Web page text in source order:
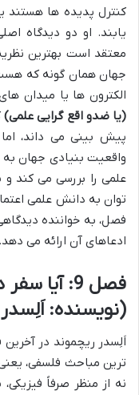
کنترل پدیده ها
یابند. او دو دیدگاه
معتقد است بهترین
جهان همان گونه که
الکترون ها یا میدان
(یا ضدو اقع گرایی علمی)
پیش بینی می داند،
واقعیت بنیادی جهان
علمی را بررسی می کند
توان به دانش علمی
فصل، به خواننده
ادعاهای آن ارائه می دهد.
فصل 9: آیا
(نویسنده:
اَلِسدر ریچموند در
ترین مباحث فلسفی،
نه از منظر صرفاً